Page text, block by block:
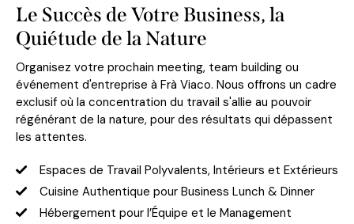
Le Succès de Votre Business, la
Quiétude de la Nature
Organisez votre prochain meeting, team building ou
événement d'entreprise à Frà Viaco. Nous offrons un cadre
exclusif où la concentration du travail s'allie au pouvoir
régénérant de la nature, pour des résultats qui dépassent
les attentes.
Espaces de Travail Polyvalents, Intérieurs et Extérieurs
Cuisine Authentique pour Business Lunch & Dinner
Hébergement pour l’Équipe et le Management